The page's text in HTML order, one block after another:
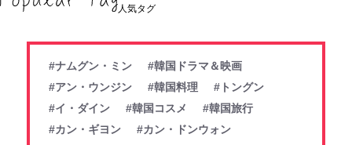
人気タグ
#ナムグン・ミン
#韓国ドラマ＆映画
#アン・ウンジン
#韓国料理
#トングン
#イ・ダイン
#韓国コスメ
#韓国旅行
#カン・ギヨン
#カン・ドンウォン